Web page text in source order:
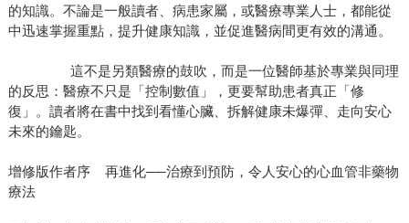
的知識。不論是一般讀者、病患家屬，或醫療專業人士，都能從
中迅速掌握重點，提升健康知識，並促進醫病間更有效的溝通。
這不是另類醫療的鼓吹，而是一位醫師基於專業與同理
的反思：醫療不只是「控制數值」，更要幫助患者真正「修
復」。讀者將在書中找到看懂心臟、拆解健康未爆彈、走向安心
未來的鑰匙。
增修版作者序 再進化──治療到預防，令人安心的心血管非藥物
療法